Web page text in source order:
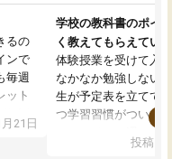
るの
ンで
毎週
ット
まし
気
21日
学校の教科書のポイント
く教えてもらえている
体験授業を受けて入塾し
なかなか勉強しない息子
生が予定表を立ててくれ
つ学習習慣がついてきま
指導が無い日も予定表
投稿日：